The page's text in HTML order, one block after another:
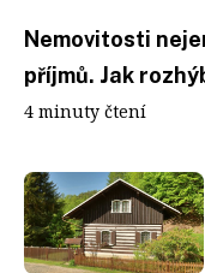
Nemovitosti
příjmů. Jak
4 minuty čtení